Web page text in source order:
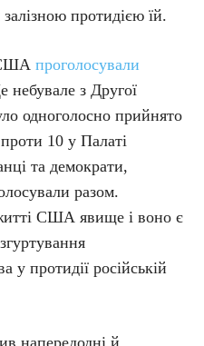
протидією їй.
США проголосували
небувале з Другої
одноголосно прийнято
10 у Палаті
та демократи,
разом.
США явище і воно є
у протидії російській
напередодні й